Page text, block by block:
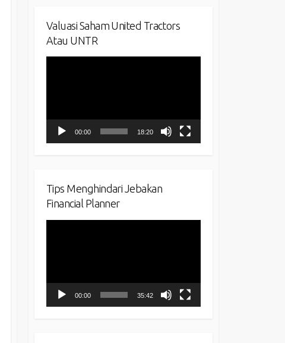
Valuasi Saham United Tractors
Atau UNTR
00:00 18:20
Tips Menghindari Jebakan
Financial Planner
00:00 35:42